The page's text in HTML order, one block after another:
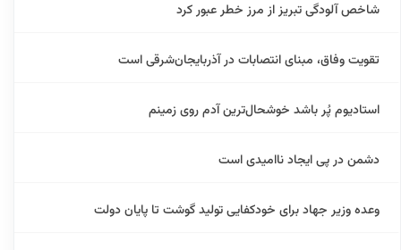
شاخص آلودگی تبریز از مرز خطر عبور کرد
تقویت وفاق، مبنای انتصابات در آذربایجان‌شرقی است
استادیوم پُر باشد خوشحال‌ترین آدم روی زمینم
دشمن در پی ایجاد ناامیدی است
وعده وزیر جهاد برای خودکفایی تولید گوشت تا پایان دولت